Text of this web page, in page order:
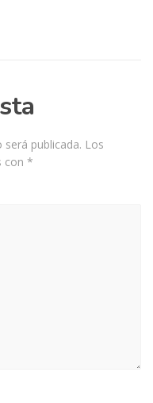
publicada. Los
con *